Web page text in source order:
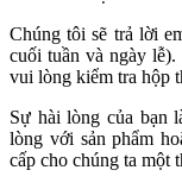
Chúng tôi sẽ trả lời
cuối tuần và ngày
vui lòng kiểm tra hộp
Sự hài lòng của bạn
lòng với sản phẩm
cấp cho chúng ta một